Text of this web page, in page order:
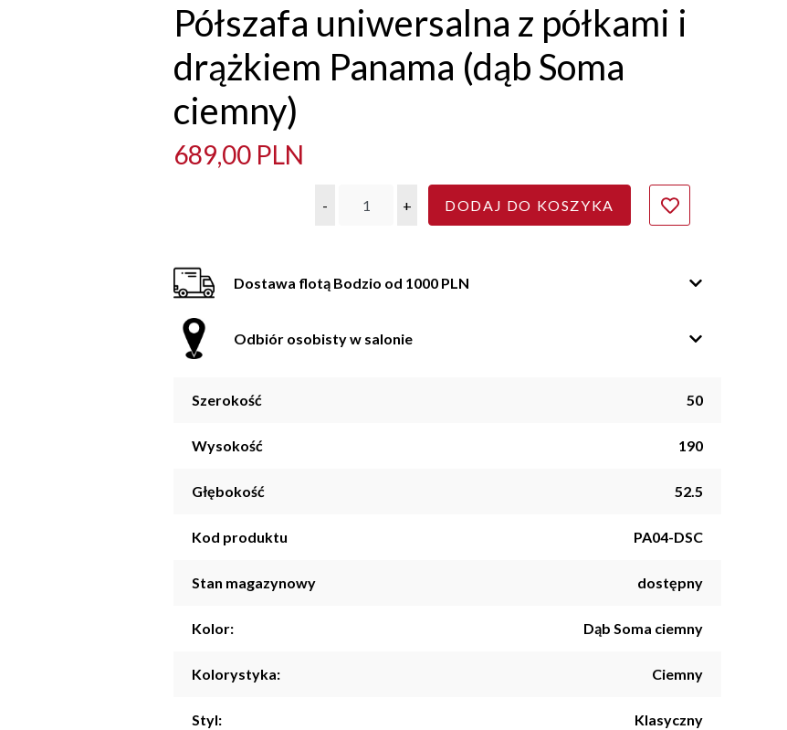
Półszafa uniwersalna z półkami i
drążkiem Panama (dąb Soma
ciemny)
689,00 PLN
- + DODAJ DO KOSZYKA
Dostawa flotą Bodzio od 1000 PLN
Odbiór osobisty w salonie
Szerokość 50
Wysokość 190
Głębokość 52.5
Kod produktu PA04-DSC
Stan magazynowy dostępny
Kolor: Dąb Soma ciemny
Kolorystyka: Ciemny
Styl: Klasyczny